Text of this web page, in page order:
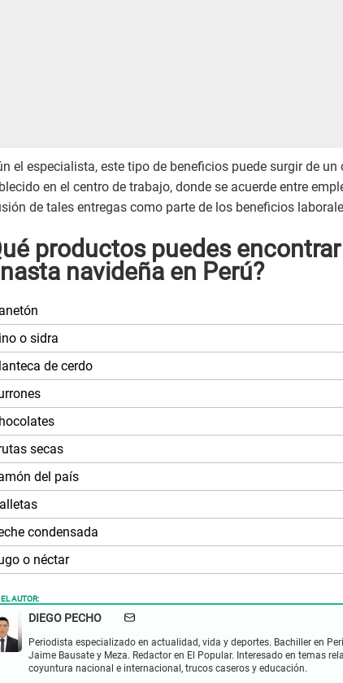
el especialista, este tipo de beneficios puede surgir de
en el centro de trabajo, donde se acuerde entre
de tales entregas como parte de los beneficios
productos puedes
navideña en Perú?
o sidra
de cerdo
secas
del país
condensada
o néctar
AUTOR:
DIEGO PECHO
Periodista especializado en actualidad, vida y deportes. Bachiller en
Jaime Bausate y Meza. Redactor en El Popular. Interesado en temas
coyuntura nacional e internacional, trucos caseros y educación.